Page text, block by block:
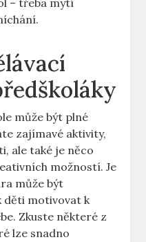
⁢– třeba mytí
může být plné
zajímavé aktivity,
ale také ⁣je něco
možností. Je
může být
‌děti motivovat k
Zkuste některé z
lze snadno